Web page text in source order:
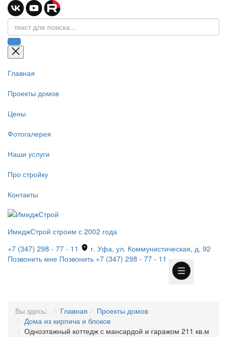
Главная
Проекты домов
Цены
Фотогалерея
Наши услуги
Про стройку
Контакты
ИмиджСтрой строим с 2002 года
+7 (347) 298 - 77 - 11
г. Уфа, ул. Коммунистическая, д. 92
Позвонить мне Позвонить +7 (347) 298 - 77 - 11
Вы здесь: Главная
Проекты домов
Дома из кирпича и блоков
Одноэтажный коттедж с мансардой и гаражом 211 кв.м